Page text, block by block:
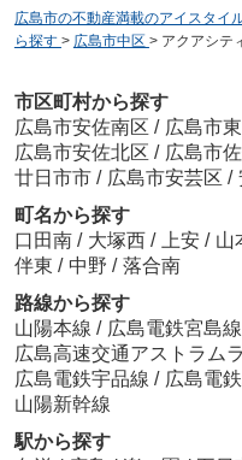
広島市の不動産満載のアイスタイ
ら探す > 広島市中区 > アクアシテ
市区町村から探す
広島市安佐南区 / 広島市
広島市安佐北区 / 広島市
廿日市市 / 広島市安芸区 /
町名から探す
口田南 / 大塚西 / 上安 / 山
伴東 / 中野 / 落合南
路線から探す
山陽本線 / 広島電鉄宮島線
広島高速交通アストラム
広島電鉄宇品線 / 広島電
山陽新幹線
駅から探す